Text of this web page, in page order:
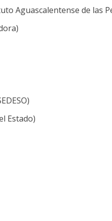
Aguascalentense de las
Estado)